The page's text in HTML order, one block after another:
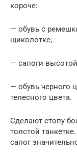
короче:
— обувь с
щиколотке;
— сапоги
— обувь черного
телесного цвета.
Сделают стопу
толстой
сапог